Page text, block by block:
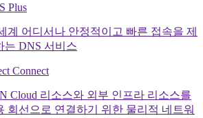
Plus
계 어디서나 안정적이고 빠른 접속을 제
는 DNS 서비스
Connect
Cloud 리소스와 외부 인프라 리소스를
회선으로 연결하기 위한 물리적 네트워